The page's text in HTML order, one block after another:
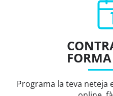
Programa la teva neteja